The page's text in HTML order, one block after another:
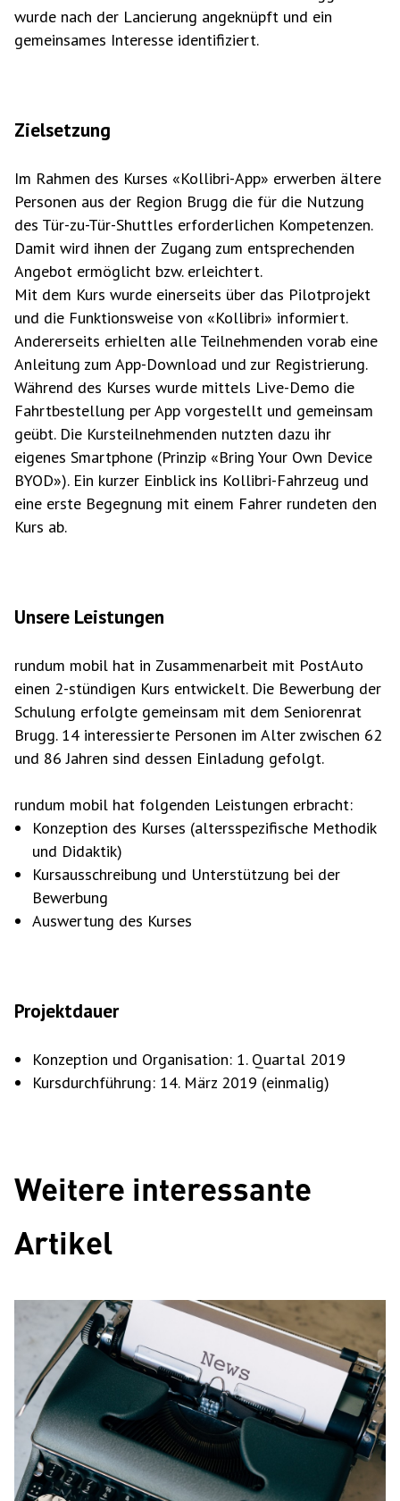
wurde nach der Lancierung angeknüpft und ein
gemeinsames Interesse identifiziert.
Zielsetzung
Im Rahmen des Kurses «Kollibri-App» erwerben ältere
Personen aus der Region Brugg die für die Nutzung
des Tür-zu-Tür-Shuttles erforderlichen Kompetenzen.
Damit wird ihnen der Zugang zum entsprechenden
Angebot ermöglicht bzw. erleichtert.
Mit dem Kurs wurde einerseits über das Pilotprojekt
und die Funktionsweise von «Kollibri» informiert.
Andererseits erhielten alle Teilnehmenden vorab eine
Anleitung zum App-Download und zur Registrierung.
Während des Kurses wurde mittels Live-Demo die
Fahrtbestellung per App vorgestellt und gemeinsam
geübt. Die Kursteilnehmenden nutzten dazu ihr
eigenes Smartphone (Prinzip «Bring Your Own Device
BYOD»). Ein kurzer Einblick ins Kollibri-Fahrzeug und
eine erste Begegnung mit einem Fahrer rundeten den
Kurs ab.
Unsere Leistungen
rundum mobil hat in Zusammenarbeit mit PostAuto
einen 2-stündigen Kurs entwickelt. Die Bewerbung der
Schulung erfolgte gemeinsam mit dem Seniorenrat
Brugg. 14 interessierte Personen im Alter zwischen 62
und 86 Jahren sind dessen Einladung gefolgt.
rundum mobil hat folgenden Leistungen erbracht:
Konzeption des Kurses (altersspezifische Methodik
und Didaktik)
Kursausschreibung und Unterstützung bei der
Bewerbung
Auswertung des Kurses
Projektdauer
Konzeption und Organisation: 1. Quartal 2019
Kursdurchführung: 14. März 2019 (einmalig)
Weitere interessante
Artikel